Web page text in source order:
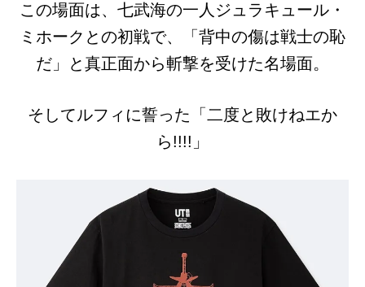
この場面は、七武海の一人ジュラキュール・
ミホークとの初戦で、「背中の傷は戦士の恥
だ」と真正面から斬撃を受けた名場面。
そしてルフィに誓った「二度と敗けねエか
ら!!!!」